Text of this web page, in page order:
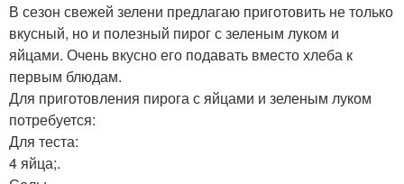
В сезон свежей зелени предлагаю приготовить не только
вкусный, но и полезный пирог с зеленым луком и
яйцами. Очень вкусно его подавать вместо хлеба к
первым блюдам.
Для приготовления пирога с яйцами и зеленым луком
потребуется:
Для теста:
4 яйца;.